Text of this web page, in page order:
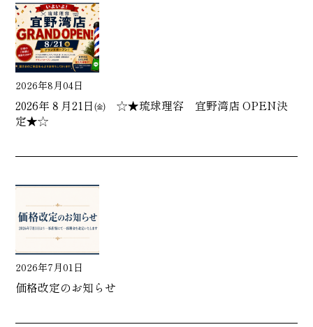
2026年8月04日
2026年８月21日㈮ ☆★琉球理容 宜野湾店 OPEN決
定★☆
2026年7月01日
価格改定のお知らせ